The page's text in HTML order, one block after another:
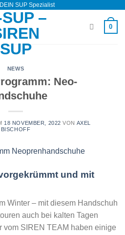
SUP Spezialist
0
NEWS
Neo-
18 NOVEMBER, 2022 VON AXEL
BISCHOFF
und mit
Winter – mit diesem Handschuh
auch bei kalten Tagen
vom SIREN TEAM haben einige